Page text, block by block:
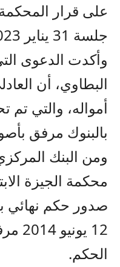
على قرار
جلسة 31 يناير 2023 للحكم.
وأكدت الدعوى
البطاوي، أن
أمواله، والتي تم
بالبنوك مرفق
ومن البنك
محكمة الجيزة
صدور حكم نهائي
12
الحكم.